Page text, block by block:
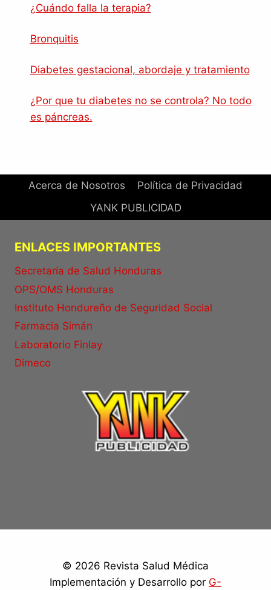
¿Cuándo falla la terapia?
Bronquitis
Diabetes gestacional, abordaje y tratamiento
¿Por que tu diabetes no se controla? No todo
es páncreas.
Acerca de Nosotros
Política de Privacidad
YANK PUBLICIDAD
ENLACES IMPORTANTES
Secretaría de Salud Honduras
OPS/OMS Honduras
Instituto Hondureño de Seguridad Social
Farmacia Simán
Laboratorio Finlay
Dimeco
© 2026 Revista Salud Médica
Implementación y Desarrollo por G-